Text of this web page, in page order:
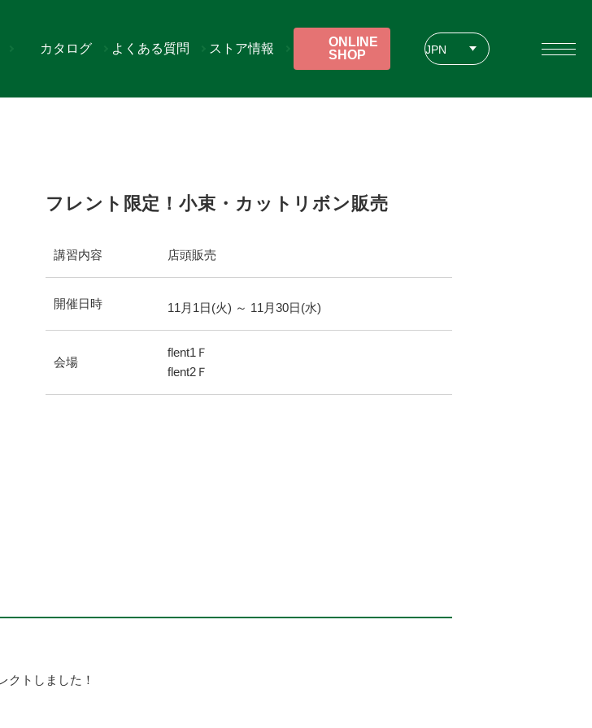
JPN
カタログ よくある質問 ストア情報
ONLINE
SHOP
フレント限定！小束・カットリボン販売
講習内容 店頭販売
開催日時 11 月 1日(火) ～ 11 月30日(水)
会場
flent1Ｆ
flent2Ｆ
クトしました！